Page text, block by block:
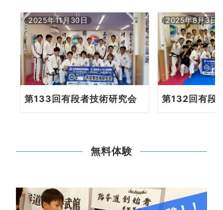
ン
2025年11月30日
第133回有段者技術研究会
2025年8月3日
第132回有段
無料体験